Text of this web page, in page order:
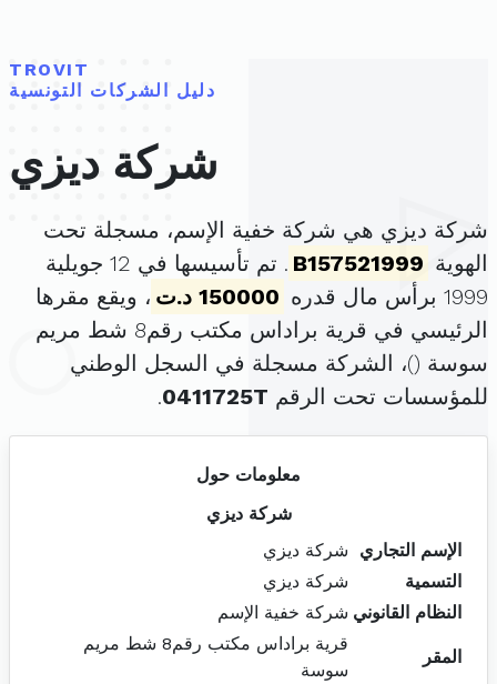
TROVIT
دليل الشركات التونسية
شركة ديزي
شركة ديزي هي شركة خفية الإسم، مسجلة تحت
الهوية B157521999
. تم تأسيسها في 12 جويلية
1999 برأس مال قدره
150000 د.ت
، ويقع مقرها
الرئيسي في قرية براداس مكتب رقم8 شط مريم
سوسة ()، الشركة مسجلة في السجل الوطني
للمؤسسات تحت الرقم 0411725T
.
معلومات حول
شركة ديزي
الإسم التجاري
شركة ديزي
التسمية
شركة ديزي
النظام القانوني شركة خفية الإسم
المقر
قرية براداس مكتب رقم8 شط مريم
سوسة